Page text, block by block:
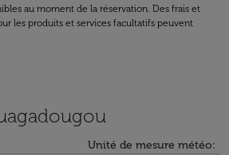
au moment de la réservation. Des frais et
les produits et services facultatifs peuvent
Unité de mesure météo: